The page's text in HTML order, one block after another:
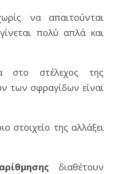
να απαιτούνται
πολύ απλά και
στο στέλεχος της
των σφραγίδων είναι
στοιχείο της αλλάξει
διαθέτουν